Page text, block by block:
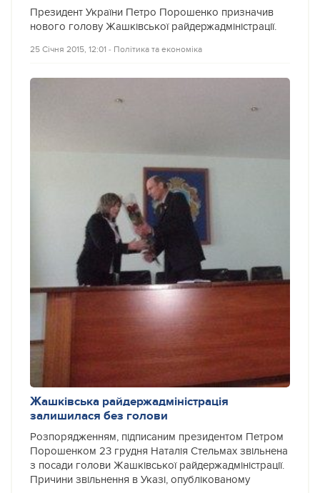
Президент України Петро Порошенко призначив
нового голову Жашківської райдержадміністрації.
25 Січня 2015, 12:01 ‐ Політика та економіка
Жашківська райдержадміністрація
залишилася без голови
Розпорядженням, підписаним президентом Петром
Порошенком 23 грудня Наталія Стельмах звільнена
з посади голови Жашківської райдержадміністрації.
Причини звільнення в Указі, опублікованому